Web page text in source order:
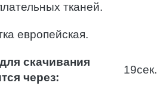
тканей.
европейская.
скачивания
через:
18сек.